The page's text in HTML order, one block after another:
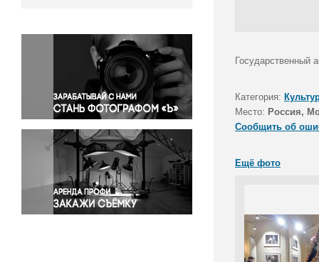
Окружающая среда
Политика
Правосудие
Происшествия и конфликты
Религия
Светская жизнь
Спорт
Экология
Экономика и бизнес
Государственный
Категория:
Место: Россия,
Сообщить об
Ещё фото